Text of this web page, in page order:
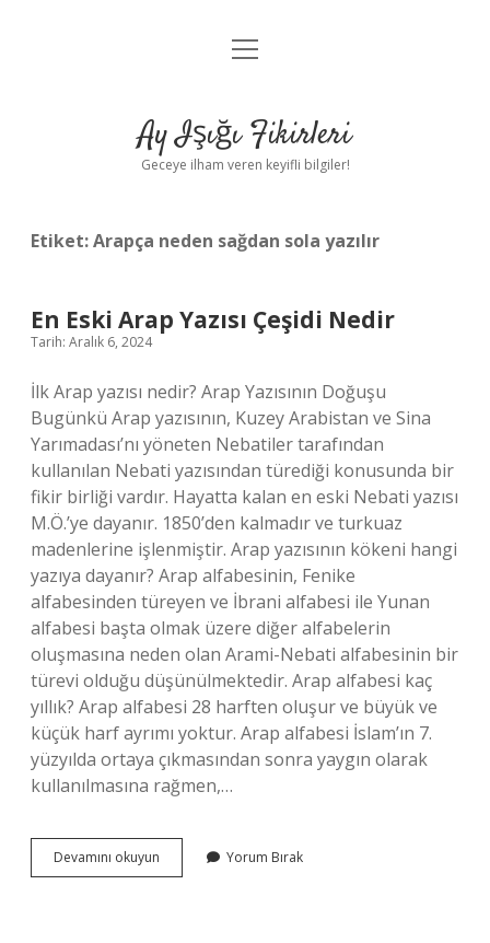
Anasayfa
Yasal Uyarı
menüyü
Ay Işığı Fikirleri
Geceye ilham veren keyifli bilgiler!
Etiket:Arapça neden sağdan sola yazılır
En Eski Arap Yazısı Çeşidi Nedir
Tarih: Aralık 6, 2024
İlk Arap yazısı nedir? Arap Yazısının Doğuşu
Bugünkü Arap yazısının, Kuzey Arabistan ve Sina
Yarımadası’nı yöneten Nebatiler tarafından
kullanılan Nebati yazısından türediği konusunda bir
fikir birliği vardır. Hayatta kalan en eski Nebati yazısı
M.Ö.’ye dayanır. 1850’den kalmadır ve turkuaz
madenlerine işlenmiştir. Arap yazısının kökeni hangi
yazıya dayanır? Arap alfabesinin, Fenike
alfabesinden türeyen ve İbrani alfabesi ile Yunan
alfabesi başta olmak üzere diğer alfabelerin
oluşmasına neden olan Arami-Nebati alfabesinin bir
türevi olduğu düşünülmektedir. Arap alfabesi kaç
yıllık? Arap alfabesi 28 harften oluşur ve büyük ve
küçük harf ayrımı yoktur. Arap alfabesi İslam’ın 7.
yüzyılda ortaya çıkmasından sonra yaygın olarak
kullanılmasına rağmen,…
Devamını okuyun
Eski
Yorum Bırak